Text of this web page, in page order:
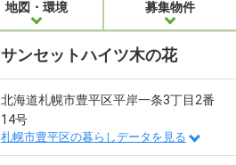
地図・環境 募集物件
サンセットハイツ木の花
北海道札幌市豊平区平岸一条3丁目2番
14号
札幌市豊平区の暮らしデータを見る